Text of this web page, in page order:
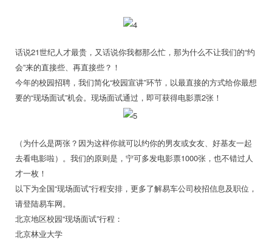
话说21世纪人才最贵，又话说你我都那么忙，那为什么不让我们的“约
会”来的直接些、再直接些？！
今年的校园招聘，我们简化“校园宣讲”环节，以最直接的方式给你最想
要的“现场面试”机会。现场面试通过，即可获得电影票2张！
（为什么是两张？因为这样你就可以约你的男友或女友、好基友一起
去看电影啦）。我们的原则是，宁可多发电影票1000张，也不错过人
才一枚！
以下为全国“现场面试”行程安排，更多了解易车公司校招信息及职位，
请登陆易车网。
北京地区校园“现场面试”行程：
北京林业大学